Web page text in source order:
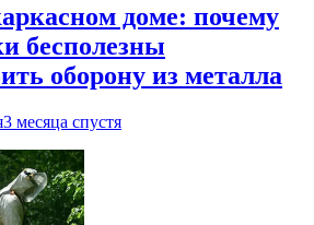
доме: почему
бесполезны
оборону из металла
3 месяца спустя